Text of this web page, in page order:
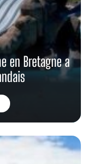
en Bretagne a